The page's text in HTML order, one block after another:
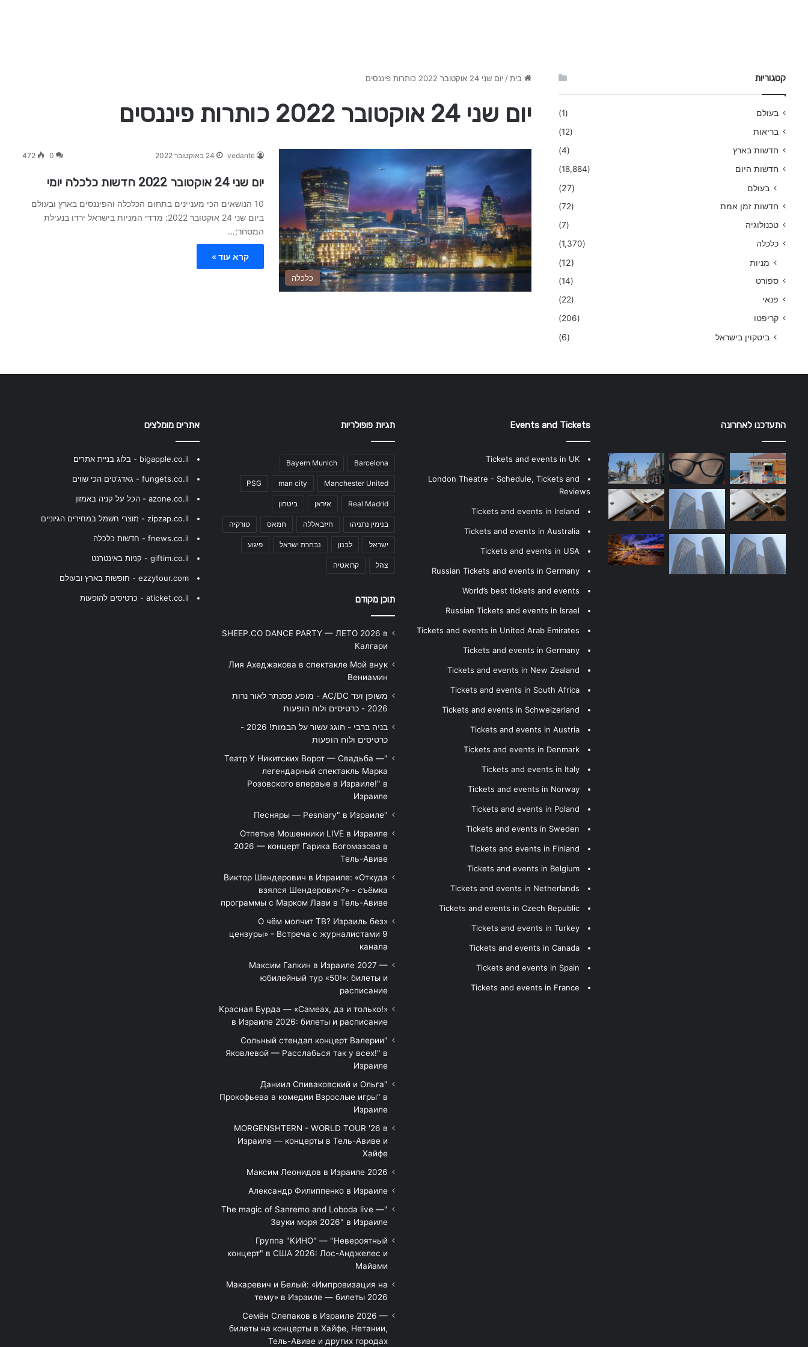
בית / יום שני 24 אוקטובר 2022 כותרות פיננסים
יום שני 24 אוקטובר 2022 כותרות פיננסים
כלכלה
vedante 24 באוקטובר 2022 0
472
יום שני 24 אוקטובר 2022 חדשות כלכלה יומי
10 הנושאים הכי מעניינים בתחום הכלכלה והפיננסים בארץ ובעולם
ביום שני 24 אוקטובר 2022: מדדי המניות בישראל ירדו בנעילת
המסחר;…
קרא עוד »
קטגוריות
בעולם
(1)
בריאות
(12)
חדשות בארץ
(4)
חדשות היום
(18,884)
בעולם (27)
חדשות זמן אמת
(72)
טכנולוגיה
(7)
כלכלה
(1,370)
מניות (12)
ספורט
(14)
פנאי
(22)
קריפטו
(206)
ביטקוין בישראל (6)
התעדכנו לאחרונה Events and Tickets
Tickets and events in UK
London Theatre - Schedule, Tickets and
Reviews
Tickets and events in Ireland
Tickets and events in Australia
Tickets and events in USA
Russian Tickets and events in Germany
World’s best tickets and events
Russian Tickets and events in Israel
Tickets and events in United Arab Emirates
Tickets and events in Germany
Tickets and events in New Zealand
Tickets and events in South Africa
Tickets and events in Schweizerland
Tickets and events in Austria
Tickets and events in Denmark
Tickets and events in Italy
Tickets and events in Norway
Tickets and events in Poland
Tickets and events in Sweden
Tickets and events in Finland
Tickets and events in Belgium
Tickets and events in Netherlands
Tickets and events in Czech Republic
Tickets and events in Turkey
Tickets and events in Canada
Tickets and events in Spain
Tickets and events in France
תגיות פופולריות
Barcelona
Bayern Munich
Manchester United
man city
PSG
Real Madrid איראן ביטחון
בנימין נתניהו חיזבאללה חמאס טורקיה
ישראל לבנון נבחרת ישראל פיגוע
צהל קרואטיה
תוכן מקודם
SHEEP.CO DANCE PARTY — ЛЕТО 2026 в
Калгари
Лия Ахеджакова в спектакле Мой внук
Вениамин
משופן ועד AC/DC - מופע פסנתר לאור נרות
2026 - כרטיסים ולוח הופעות
בניה ברבי - חוגג עשור על הבמות! 2026 -
כרטיסים ולוח הופעות
"Театр У Никитских Ворот — Свадьба —
легендарный спектакль Марка
Розовского впервые в Израиле!" в
Израиле
"Песняры — Pesniary" в Израиле
Отпетые Мошенники LIVE в Израиле
2026 — концерт Гарика Богомазова в
Тель-Авиве
Виктор Шендерович в Израиле: «Откуда
взялся Шендерович?» - съёмка
программы с Марком Лави в Тель-Авиве
«О чём молчит ТВ? Израиль без
цензуры» - Встреча с журналистами 9
канала
Максим Галкин в Израиле 2027 —
юбилейный тур «50!»: билеты и
расписание
Красная Бурда — «Самеах, да и только!»
в Израиле 2026: билеты и расписание
"Сольный стендап концерт Валерии
Яковлевой — Расслабься так у всех!" в
Израиле
"Даниил Спиваковский и Ольга
Прокофьева в комедии Взрослые игры" в
Израиле
MORGENSHTERN - WORLD TOUR '26 в
Израиле — концерты в Тель-Авиве и
Хайфе
Максим Леонидов в Израиле 2026
Александр Филиппенко в Израиле
"The magic of Sanremo and Loboda live —
Звуки моря 2026" в Израиле
Группа "КИНО" — "Невероятный
концерт" в США 2026: Лос-Анджелес и
Майами
Макаревич и Белый: «Импровизация на
тему» в Израиле — билеты 2026
Семён Слепаков в Израиле 2026 —
билеты на концерты в Хайфе, Нетании,
Тель-Авиве и других городах
אתרים מומלצים
bigapple.co.il - בלוג בניית אתרים
fungets.co.il - גאדג'טים הכי שווים
azone.co.il - הכל על קניה באמזון
zipzap.co.il - מוצרי חשמל במחירים הגיוניים
fnews.co.il - חדשות כלכלה
giftim.co.il - קניות באינטרנט
ezzytour.com - חופשות בארץ ובעולם
aticket.co.il - כרטיסים להופעות